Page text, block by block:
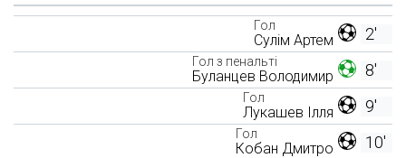
2'
Гол
Сулім Артем
8'
Гол з пенальті
Буланцев Володимир
9'
Гол
Лукашев Ілля
10'
Гол
Кобан Дмитро